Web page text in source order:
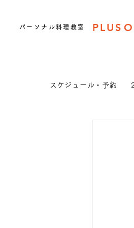
パーソナル料理教室 PLUS
スケジュール・予約